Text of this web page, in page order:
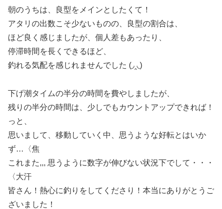
朝のうちは、良型をメインとしたくて！
アタリの出数こそ少ないものの、良型の割合は、
ほど良く感じましたが、個人差もあったり、
停滞時間を長くできるほど、
釣れる気配を感じれませんでした (◞‸◟)
下げ潮タイムの半分の時間を費やしましたが、
残りの半分の時間は、少しでもカウントアップできれば！
っと、
思いまして、移動していく中、思うような好転とはいか
ず…〈焦
これまた,,, 思うように数字が伸びない状況下でして・・・
〈大汗
皆さん！熱心に釣りをしてくださり！本当にありがとうご
ざいました！